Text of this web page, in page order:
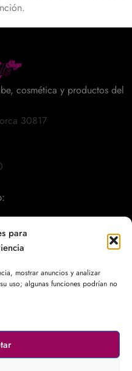
para
mostrar anuncios y analizar
uso; algunas funciones podrían no
cosmética y productos del
30817
los derechos reservados.